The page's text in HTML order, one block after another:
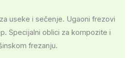
useke i sečenje. Ugaoni frezovi
Specijalni oblici za kompozite i
frezanju.